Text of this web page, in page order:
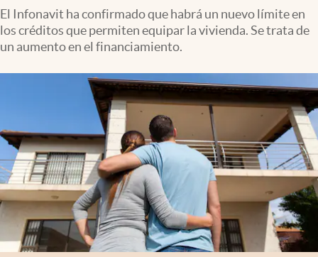
Vida y estilo
abre en nueva pestaña
México
El Infonavit ha confirmado que habrá un nuevo límite en
los créditos que permiten equipar la vivienda. Se trata de
un aumento en el financiamiento.